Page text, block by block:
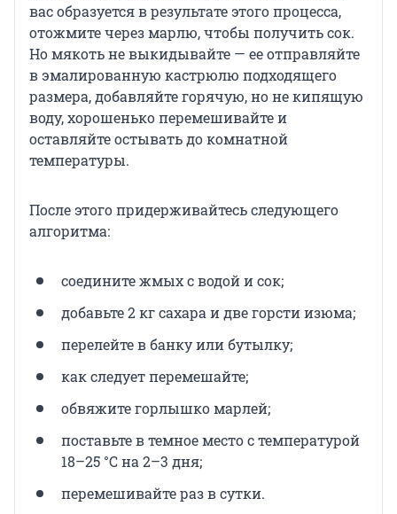
вас образуется в результате этого процесса,
отожмите через марлю, чтобы получить сок.
Но мякоть не выкидывайте — ее отправляйте
в эмалированную кастрюлю подходящего
размера, добавляйте горячую, но не кипящую
воду, хорошенько перемешивайте и
оставляйте остывать до комнатной
температуры.
После этого придерживайтесь следующего
алгоритма:
соедините жмых с водой и сок;
добавьте 2 кг сахара и две горсти изюма;
перелейте в банку или бутылку;
как следует перемешайте;
обвяжите горлышко марлей;
поставьте в темное место с температурой
18–25 °C на 2–3 дня;
перемешивайте раз в сутки.